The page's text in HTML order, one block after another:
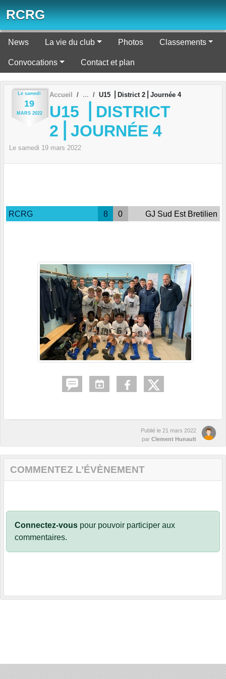
RCRG
News La vie du club Photos Classements
Convocations Contact et plan
Le samedi
19
MARS 2022
Accueil U15 ⎪District 2⎪Journée 4
U15 ⎪DISTRICT
2⎪JOURNÉE 4
Le samedi 19 mars 2022
RCRG 8 0 GJ Sud Est Bretilien
Publié le 21 mars 2022
par Clement Hunault
COMMENTEZ L’ÉVÈNEMENT
Connectez-vous pour pouvoir participer aux
commentaires.